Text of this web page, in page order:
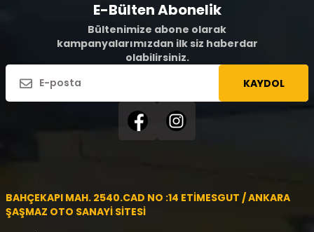
E-Bülten Abonelik
Bültenimize abone olarak
kampanyalarımızdan ilk siz haberdar
olabilirsiniz.
KAYDOL
BAHÇEKAPI MAH. 2540.CAD NO :14 ETİMESGUT / ANKARA
ŞAŞMAZ OTO SANAYİ SİTESİ